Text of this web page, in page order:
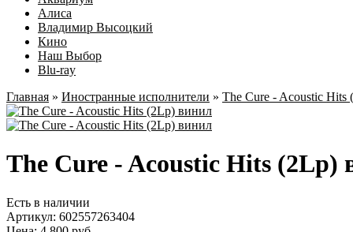
Алиса
Владимир Высоцкий
Кино
Наш Выбор
Blu-ray
Главная » Иностранные исполнители » The Cure - Acoustic Hits
The Cure - Acoustic Hits (2Lp)
Есть в наличии
Артикул: 602557263404